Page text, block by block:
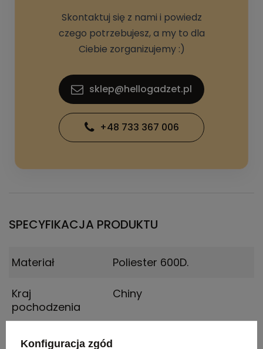
Skontaktuj się z nami i powiedz
czego potrzebujesz, a my to dla
Ciebie zorganizujemy :)
sklep@hellogadzet.pl
+48 733 367 006
SPECYFIKACJA PRODUKTU
Materiał Poliester 600D.
Kraj
pochodzenia
Chiny
Rozmiar
Konfiguracja zgód